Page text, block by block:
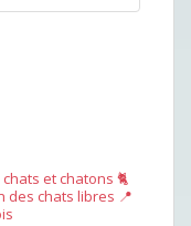
et chatons 🐈
des chats libres 📍